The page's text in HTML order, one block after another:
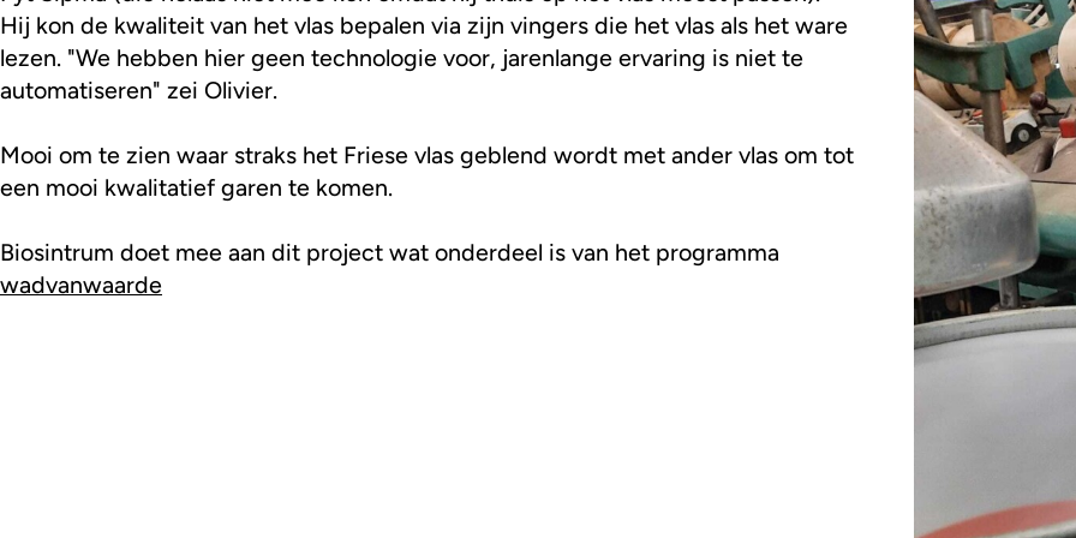
Hij kon de kwaliteit van het vlas bepalen via zijn vingers die het vlas als het ware
lezen. "We hebben hier geen technologie voor, jarenlange ervaring is niet te
automatiseren" zei Olivier.
Mooi om te zien waar straks het Friese vlas geblend wordt met ander vlas om tot
een mooi kwalitatief garen te komen.
Biosintrum doet mee aan dit project wat onderdeel is van het programma
wadvanwaarde